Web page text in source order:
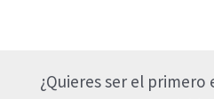
¿Quieres ser el